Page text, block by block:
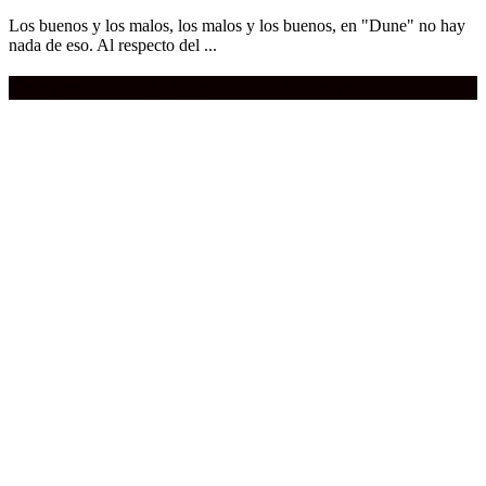
Los buenos y los malos, los malos y los buenos, en "Dune" no hay
nada de eso. Al respecto del ...